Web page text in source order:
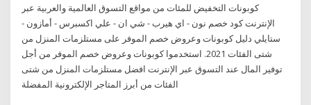
كوبونات التخفيض للمئات من مواقع التسوق العالمية والعربية عبر
الإنترنت كود خصم نون - اي هيرب - شي ان - علي اكسبرس - أمازون -
ستايلي دليل كوبونات وعروض خصم الموفر على مستلزمات المنزل من
شتى الفئات 2021. استخدموا كوبونات وعروض خصم الموفر من أجل
توفير المال عند التسوق عبر الإنترنت افضل مستلزمات المنزل من شتى
الفئات من أبرز المتاجر الإلكترونية المفضلة